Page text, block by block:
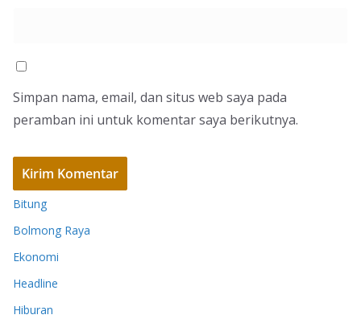
Simpan nama, email, dan situs web saya pada
peramban ini untuk komentar saya berikutnya.
Bitung
Bolmong Raya
Ekonomi
Headline
Hiburan